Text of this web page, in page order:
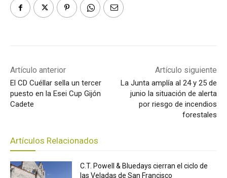
Artículo anterior
El CD Cuéllar sella un tercer
puesto en la Esei Cup Gijón
Cadete
Artículo siguiente
La Junta amplía al 24 y 25 de
junio la situación de alerta
por riesgo de incendios
forestales
Artículos Relacionados
C.T. Powell & Bluedays cierran el ciclo de
las Veladas de San Francisco